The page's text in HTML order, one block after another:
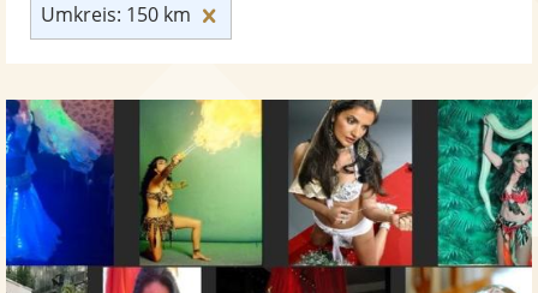
Umkreis: 150 km